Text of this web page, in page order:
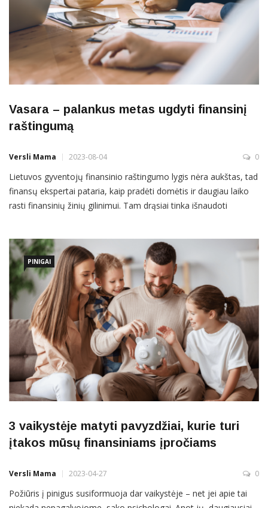
Vasara – palankus metas ugdyti finansinį
raštingumą
Versli Mama 2023-08-04 0
Lietuvos gyventojų finansinio raštingumo lygis nėra aukštas, tad
finansų ekspertai pataria, kaip pradėti domėtis ir daugiau laiko
rasti finansinių žinių gilinimui. Tam drąsiai tinka išnaudoti
asociacijos užsakymu šiemet atliktas gyventojų finansinio
PINIGAI
3 vaikystėje matyti pavyzdžiai, kurie turi
įtakos mūsų finansiniams įpročiams
Versli Mama 2023-04-27 0
Požiūris į pinigus susiformuoja dar vaikystėje – net jei apie tai